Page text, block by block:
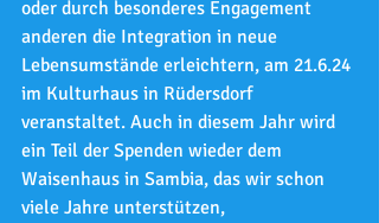
oder durch besonderes Engagement
anderen die Integration in neue
Lebensumstände erleichtern, am 21.6.24
im Kulturhaus in Rüdersdorf
veranstaltet. Auch in diesem Jahr wird
ein Teil der Spenden wieder dem
Waisenhaus in Sambia, das wir schon
viele Jahre unterstützen,